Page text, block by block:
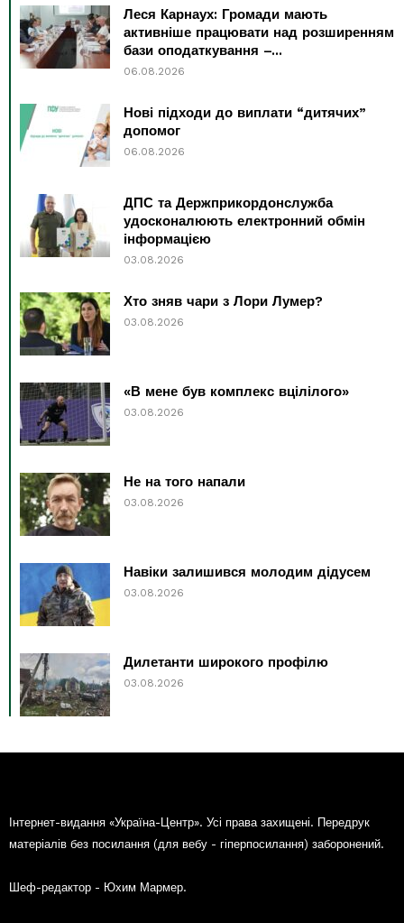
Леся Карнаух: Громади мають
активніше працювати над розширенням
бази оподаткування –...
06.08.2026
Нові підходи до виплати “дитячих”
допомог
06.08.2026
ДПС та Держприкордонслужба
удосконалюють електронний обмін
інформацією
03.08.2026
Хто зняв чари з Лори Лумер?
03.08.2026
«В мене був комплекс вцілілого»
03.08.2026
Не на того напали
03.08.2026
Навіки залишився молодим дідусем
03.08.2026
Дилетанти широкого профілю
03.08.2026
Інтернет-видання «Україна-Центр». Усі права захищені. Передрук
матеріалів без посилання (для вебу - гіперпосилання) заборонений.
Шеф-редактор - Юхим Мармер.